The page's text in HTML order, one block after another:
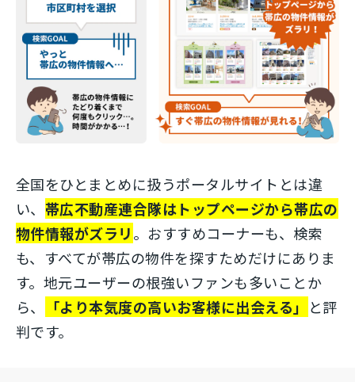
全国をひとまとめに扱うポータルサイトとは違
い、 帯広不動産連合隊はトップページから帯広の
物件情報がズラリ。おすすめコーナーも、検索
も、すべてが帯広の物件を探すためだけにありま
す。地元ユーザーの根強いファンも多いことか
ら、
「より本気度の高いお客様に出会える」 と評
判です。